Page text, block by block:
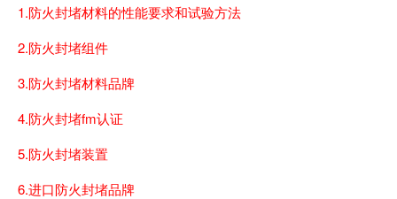
1.防火封堵材料的性能要求和试验方法
2.防火封堵组件
3.防火封堵材料品牌
4.防火封堵fm认证
5.防火封堵装置
6.进口防火封堵品牌